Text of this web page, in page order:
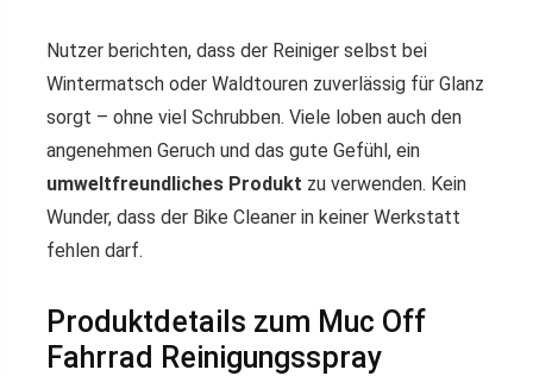
Nutzer berichten, dass der Reiniger selbst bei
Wintermatsch oder Waldtouren zuverlässig für Glanz
sorgt – ohne viel Schrubben. Viele loben auch den
angenehmen Geruch und das gute Gefühl, ein
umweltfreundliches Produkt zu verwenden. Kein
Wunder, dass der Bike Cleaner in keiner Werkstatt
fehlen darf.
Produktdetails zum Muc Off
Fahrrad Reinigungsspray